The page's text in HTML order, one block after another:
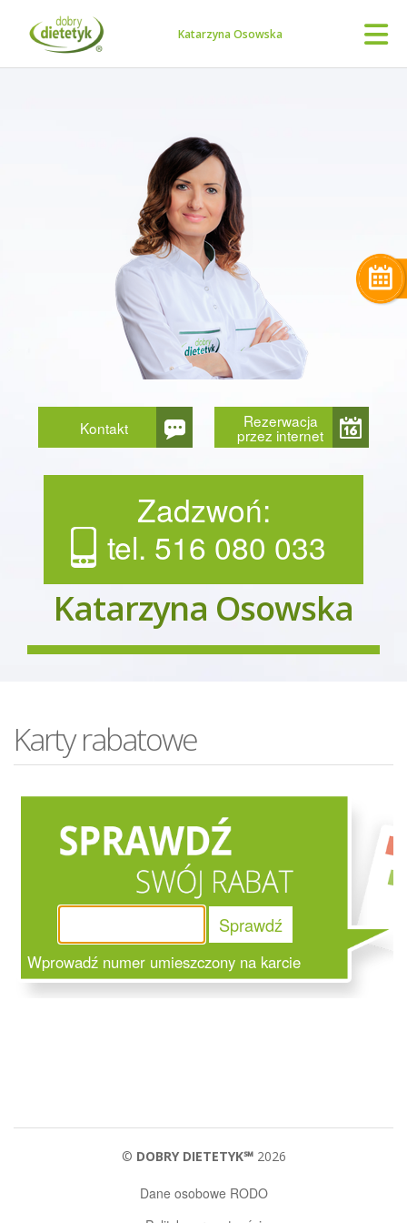
Katarzyna Osowska
Kontakt Rezerwacja
przez internet
Zadzwoń:
tel. 516 080 033
Katarzyna Osowska
Karty rabatowe
Sprawdź
Wprowadź numer umieszczony na karcie
© DOBRY DIETETYK℠2026
Dane osobowe RODO